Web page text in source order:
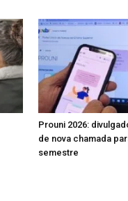
Prouni 2026:
de nova chamada
semestre